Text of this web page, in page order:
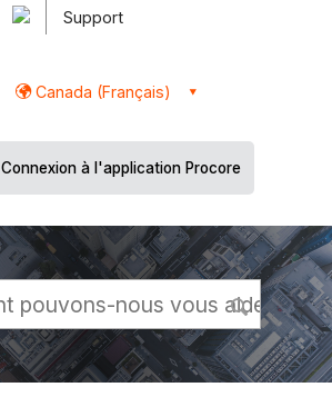
Support
Canada (Français)
Connexion à l'application Procore